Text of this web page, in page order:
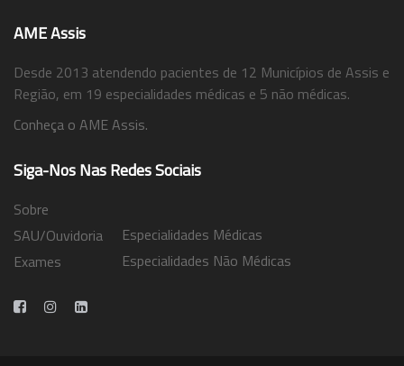
AME Assis
Desde 2013 atendendo pacientes de 12 Municípios de Assis e
Região, em 19 especialidades médicas e 5 não médicas.
Conheça o AME Assis.
Siga-Nos Nas Redes Sociais
Sobre
SAU/Ouvidoria
Exames
Especialidades Médicas
Especialidades Não Médicas